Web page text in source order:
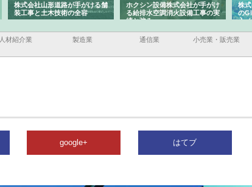
株式会社山形道路が手がける舗
装工事と土木技術の全容
ホクシン設備株式会社が手がけ
る給排水空調消火設備工事の実
績と強み
株
の
入
人材紹介業 製造業 通信業 小売業・販売業
google+ はてブ